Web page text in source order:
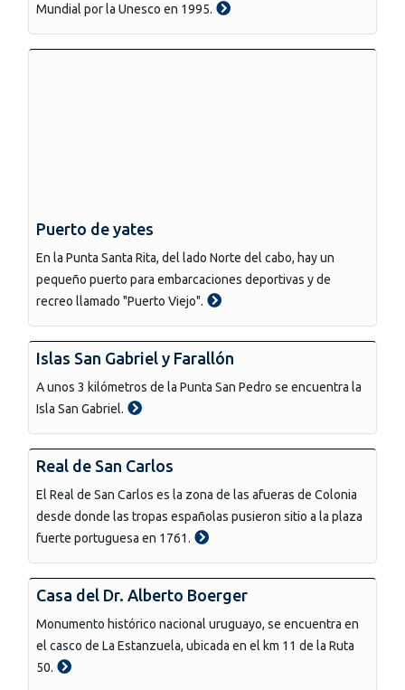
Mundial por la Unesco en 1995.
Puerto de yates
En la Punta Santa Rita, del lado Norte del cabo, hay un
pequeño puerto para embarcaciones deportivas y de
recreo llamado "Puerto Viejo".
Islas San Gabriel y Farallón
A unos 3 kilómetros de la Punta San Pedro se encuentra la
Isla San Gabriel.
Real de San Carlos
El Real de San Carlos es la zona de las afueras de Colonia
desde donde las tropas españolas pusieron sitio a la plaza
fuerte portuguesa en 1761.
Casa del Dr. Alberto Boerger
Monumento histórico nacional uruguayo, se encuentra en
el casco de La Estanzuela, ubicada en el km 11 de la Ruta
50.